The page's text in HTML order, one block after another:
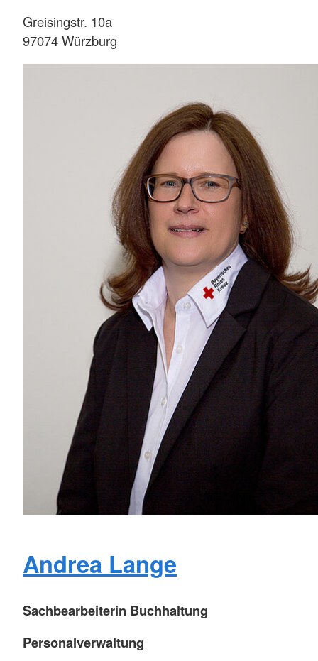
Greisingstr. 10a
97074 Würzburg
Andrea Lange
Sachbearbeiterin Buchhaltung
Personalverwaltung